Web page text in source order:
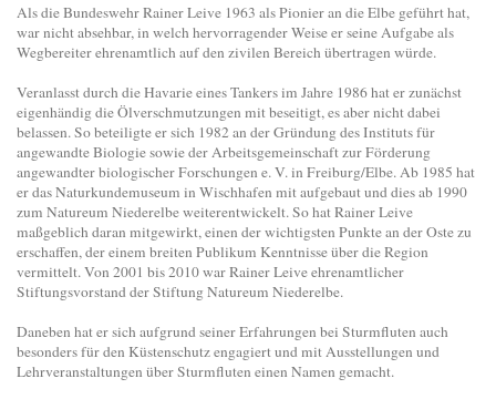
Als die Bundeswehr Rainer Leive 1963 als Pionier an die Elbe geführt hat,
war nicht absehbar, in welch hervorragender Weise er seine Aufgabe als
Wegbereiter ehrenamtlich auf den zivilen Bereich übertragen würde.
Veranlasst durch die Havarie eines Tankers im Jahre 1986 hat er zunächst
eigenhändig die Ölverschmutzungen mit beseitigt, es aber nicht dabei
belassen. So beteiligte er sich 1982 an der Gründung des Instituts für
angewandte Biologie sowie der Arbeitsgemeinschaft zur Förderung
angewandter biologischer Forschungen e. V. in Freiburg/Elbe. Ab 1985 hat
er das Naturkundemuseum in Wischhafen mit aufgebaut und dies ab 1990
zum Natureum Niederelbe weiterentwickelt. So hat Rainer Leive
maßgeblich daran mitgewirkt, einen der wichtigsten Punkte an der Oste zu
erschaffen, der einem breiten Publikum Kenntnisse über die Region
vermittelt. Von 2001 bis 2010 war Rainer Leive ehrenamtlicher
Stiftungsvorstand der Stiftung Natureum Niederelbe.
Daneben hat er sich aufgrund seiner Erfahrungen bei Sturmfluten auch
besonders für den Küstenschutz engagiert und mit Ausstellungen und
Lehrveranstaltungen über Sturmfluten einen Namen gemacht.